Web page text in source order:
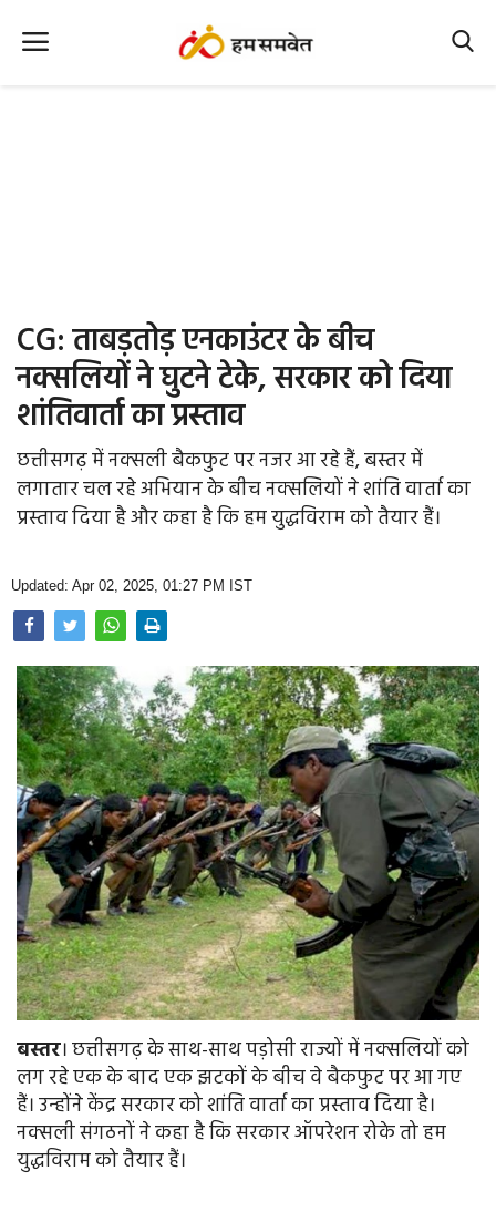
Office Office
Political Gossips
Farm & Food
Opinion
Photo Gallery
Home
CG: ताबड़तोड़ एनकाउंटर के बीच
नक्सलियों ने घुटने टेके, सरकार को दिया
शांतिवार्ता का प्रस्ताव
छत्तीसगढ़ में नक्सली बैकफुट पर नजर आ रहे हैं, बस्तर में
लगातार चल रहे अभियान के बीच नक्सलियों ने शांति वार्ता का
प्रस्ताव दिया है और कहा है कि हम युद्धविराम को तैयार हैं।
Updated: Apr 02, 2025, 01:27 PM IST
बस्तर। छत्तीसगढ़ के साथ-साथ पड़ोसी राज्यों में नक्सलियों को
लग रहे एक के बाद एक झटकों के बीच वे बैकफुट पर आ गए
हैं। उन्होंने केंद्र सरकार को शांति वार्ता का प्रस्ताव दिया है।
नक्सली संगठनों ने कहा है कि सरकार ऑपरेशन रोके तो हम
युद्धविराम को तैयार हैं।